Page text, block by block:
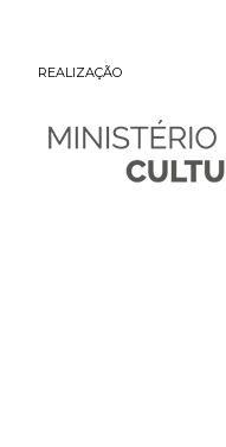
REALIZAÇÃO